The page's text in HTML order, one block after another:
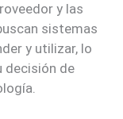
y las
sistemas
y utilizar, lo
decisión de